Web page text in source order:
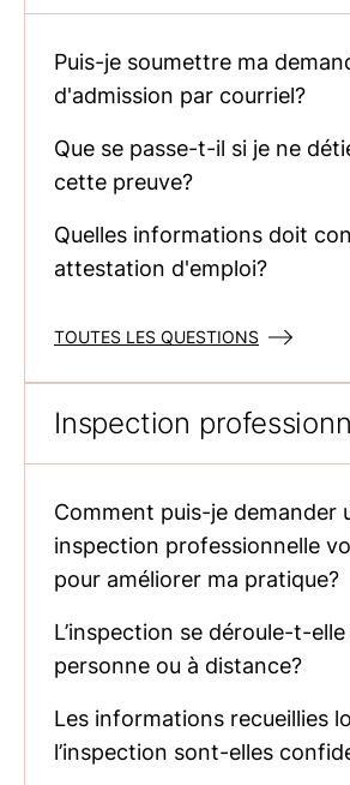
Puis-je soumettre ma
d'admission par courriel?
Que se passe-t-il si je ne
cette preuve?
Quelles informations doit
attestation d'emploi?
TOUTES LES QUESTIONS
Inspection
Comment puis-je demander
inspection professionnelle
pour améliorer ma pratique?
L’inspection se déroule-t-elle
personne ou à distance?
Les informations recueillies
l’inspection sont-elles